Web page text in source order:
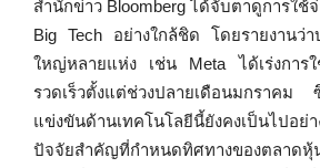
สำนักข่าว Bloomberg ได้จับตาดูการใช้
Big Tech อย่างใกล้ชิด โดยรายงานว่
ใหญ่หลายแห่ง เช่น Meta ได้เร่งการ
รวดเร็วตั้งแต่ช่วงปลายเดือนมกราคม
แข่งขันด้านเทคโนโลยีนี้ยังคงเป็นไปอย่
ปัจจัยสำคัญที่กำหนดทิศทางของตลาด